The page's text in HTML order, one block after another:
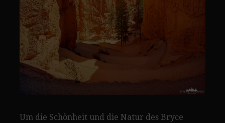
Um die Schönheit und die Natur des Bryce